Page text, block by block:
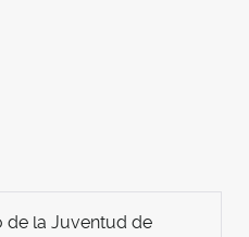
de la Juventud de